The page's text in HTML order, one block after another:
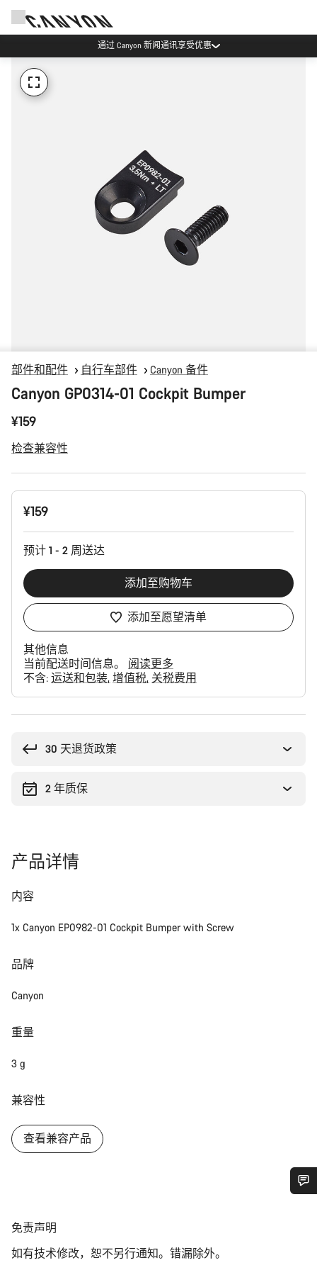
通过 Canyon 新闻通讯享受优惠
部件和配件 自行车部件 Canyon 备件
Canyon GP0314-01 Cockpit Bumper
¥159
检查兼容性
产
¥159
预计 1 - 2 周送达
添加至购物车
添加至愿望清单
其他信息
当前配送时间信息。 阅读更多
不含: 运送和包装 增值税 关税费用
30 天退货政策
2 年质保
产品详情
内容
1x Canyon EP0982-01 Cockpit Bumper with Screw
品牌
Canyon
重量
3 g
兼容性
查看兼容产品
免
声
免责声明
如有技术修改，恕不另行通知。错漏除外。
我们的客户支持专家正在等待为您答疑解惑。